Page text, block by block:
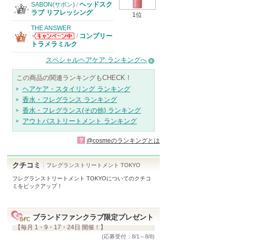
1位
SABON(サボン) / ヘッドスク
ラブ リフレッシング
THE ANSWER
THE ANSWER
からのお知らせ
があります
/ コンプリー
トラメラミルク
スペシャルヘアケア ランキングへ
この商品の関連ランキングもCHECK！
ヘアケア・スタイリング ランキング
香水・フレグランス ランキング
香水・フレグランス(その他) ランキング
アウトバストリートメント ランキング
? @cosmeのランキングとは
クチコミ フレグランストリートメント TOKYO
フレグランストリートメント TOKYOについてのクチコ
ミをピックアップ！
ブランドファンクラブ限定プレゼント
【毎月 1・9・17・24日 開催！】
(応募受付：8/1～8/8)